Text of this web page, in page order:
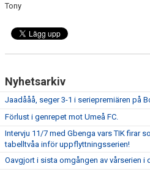
Tony
Nyhetsarkiv
Jaadååå, seger 3-1 i seriepremiären på
Förlust i genrepet mot Umeå FC.
Intervju 11/7 med Gbenga vars TIK firar
tabelltvåa inför uppflyttningsserien!
Oavgjort i sista omgången av vårserien i